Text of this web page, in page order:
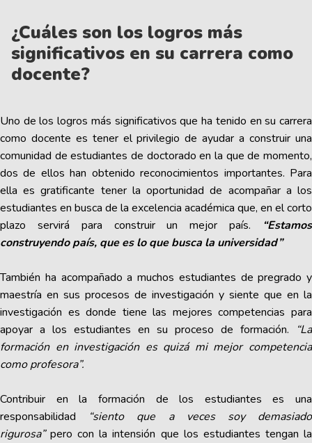
¿Cuáles son los logros más
significativos en su carrera como
docente?
Uno de los logros más significativos que ha tenido en su carrera
como docente es tener el privilegio de ayudar a construir una
comunidad de estudiantes de doctorado en la que de momento,
dos de ellos han obtenido reconocimientos importantes. Para
ella es gratificante tener la oportunidad de acompañar a los
estudiantes en busca de la excelencia académica que, en el corto
plazo servirá para construir un mejor país.
“Estamos
construyendo país, que es lo que busca la universidad”
También ha acompañado a muchos estudiantes de pregrado y
maestría en sus procesos de investigación y siente que en la
investigación es donde tiene las mejores competencias para
apoyar a los estudiantes en su proceso de formación.
“La
formación en investigación es quizá mi mejor competencia
como profesora”.
Contribuir en la formación de los estudiantes es una
responsabilidad “siento que a veces soy demasiado
rigurosa”pero con la intensión que los estudiantes tengan la